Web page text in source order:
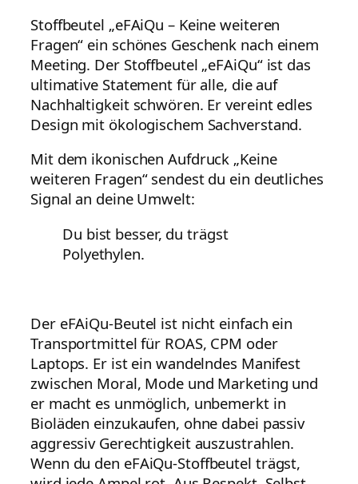
Stoffbeutel „eFAiQu – Keine weiteren
Fragen“ ein schönes Geschenk nach einem
Meeting. Der Stoffbeutel „eFAiQu“ ist das
ultimative Statement für alle, die auf
Nachhaltigkeit schwören. Er vereint edles
Design mit ökologischem Sachverstand.
Mit dem ikonischen Aufdruck „Keine
weiteren Fragen“ sendest du ein deutliches
Signal an deine Umwelt:
Du bist besser, du trägst
Polyethylen.
Der eFAiQu-Beutel ist nicht einfach ein
Transportmittel für ROAS, CPM oder
Laptops. Er ist ein wandelndes Manifest
zwischen Moral, Mode und Marketing und
er macht es unmöglich, unbemerkt in
Bioläden einzukaufen, ohne dabei passiv
aggressiv Gerechtigkeit auszustrahlen.
Wenn du den eFAiQu-Stoffbeutel trägst,